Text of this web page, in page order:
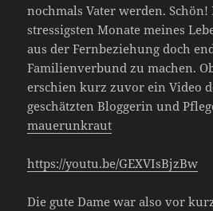
nochmals Vater werden. Schön!
stressigsten Monate meines
aus der Fernbeziehung doch
Familienverbund zu machen.
erschien kurz zuvor ein Video
geschätzten Bloggerin und
mauerunkraut
https://youtu.be/GEXVIsBjzBw
Die gute Dame war also vor